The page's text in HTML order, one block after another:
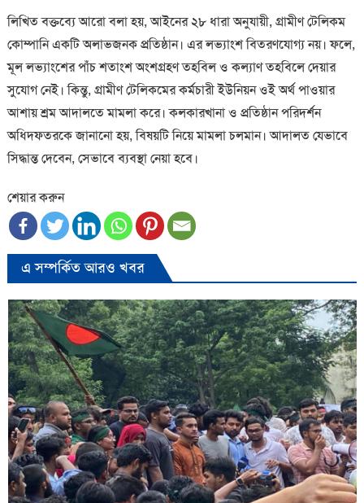
লিখিত বক্তব্যে আরো বলা হয়, আইনের ২৮ ধারা অনুযায়ী, গ্রামীণ টেলিকম
কোম্পানি একটি অলাভজনক প্রতিষ্ঠান। এর লভ্যাংশ বিতরণযোগ্য নয়। ফলে,
মূল লভ্যাংশের পাঁচ শতাংশ অংশগ্রহণ তহবিল ও কল্যাণ তহবিলে দেয়ার
সুযোগ নেই। কিন্তু, গ্রামীণ টেলিকমের কর্মচারী ইউনিয়ন ওই অর্থ পাওয়ার
আশায় শ্রম আদালতে মামলা করে। কলকারখানা ও প্রতিষ্ঠান পরিদর্শন
অধিদফতরকে জানানো হয়, বিষয়টি নিয়ে মামলা চলমান। আদালত যেভাবে
সিদ্ধান্ত দেবেন, সেভাবে ব্যবস্থা নেয়া হবে।
শেয়ার করুন
এ সম্পর্কিত আরও খবর